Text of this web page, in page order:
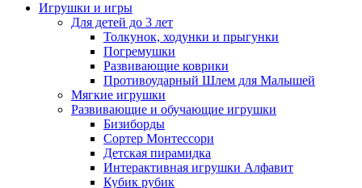
Игрушки и игры
Для детей до 3 лет
Толкунок, ходунки и прыгунки
Погремушки
Развивающие коврики
Противоударный Шлем для Малышей
Мягкие игрушки
Развивающие и обучающие игрушки
Бизиборды
Сортер Монтессори
Детская пирамидка
Интерактивная игрушки Алфавит
Кубик рубик